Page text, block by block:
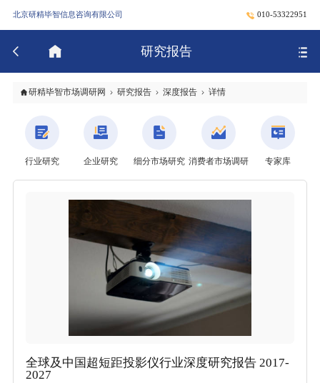
北京研精毕智信息咨询有限公司 010-53322951
研究报告
研精毕智市场调研网 研究报告 深度报告 详情
行业研究 企业研究 细分市场研究 消费者市场调研 专家库
全球及中国超短距投影仪行业深度研究报告 2017-
2027